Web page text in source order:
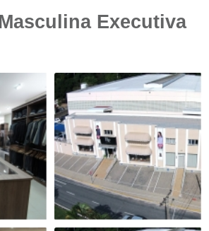
Executiva